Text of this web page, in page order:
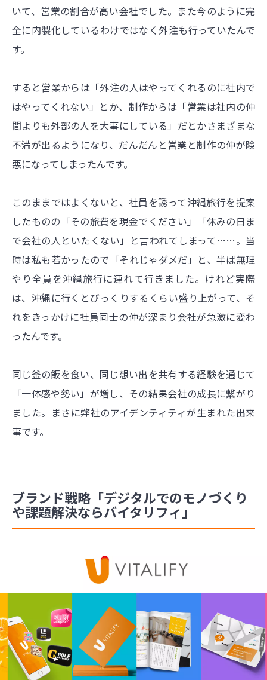
いて、営業の割合が高い会社でした。また今のように完
全に内製化しているわけではなく外注も行っていたんで
す。
すると営業からは「外注の人はやってくれるのに社内で
はやってくれない」とか、制作からは「営業は社内の仲
間よりも外部の人を大事にしている」だとかさまざまな
不満が出るようになり、だんだんと営業と制作の仲が険
悪になってしまったんです。
このままではよくないと、社員を誘って沖縄旅行を提案
したものの「その旅費を現金でください」「休みの日ま
で会社の人といたくない」と言われてしまって……。当
時は私も若かったので「それじゃダメだ」と、半ば無理
やり全員を沖縄旅行に連れて行きました。けれど実際
は、沖縄に行くとびっくりするくらい盛り上がって、そ
れをきっかけに社員同士の仲が深まり会社が急激に変わ
ったんです。
同じ釜の飯を食い、同じ想い出を共有する経験を通じて
「一体感や勢い」が増し、その結果会社の成長に繋がり
ました。まさに弊社のアイデンティティが生まれた出来
事です。
ブランド戦略「デジタルでのモノづくり
や課題解決ならバイタリフィ」